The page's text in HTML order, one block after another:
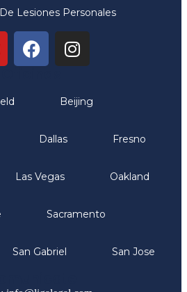
Lesiones Personales
Beijing
Dallas Fresno
Las Vegas Oakland
Sacramento
San Gabriel San Jose